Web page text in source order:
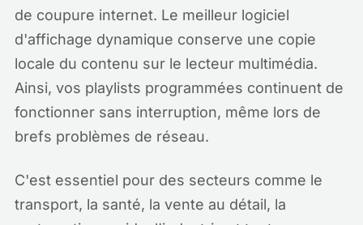
de coupure internet. Le meilleur logiciel
d'affichage dynamique conserve une copie
locale du contenu sur le lecteur multimédia.
Ainsi, vos playlists programmées continuent de
fonctionner sans interruption, même lors de
brefs problèmes de réseau.
C'est essentiel pour des secteurs comme le
transport, la santé, la vente au détail, la